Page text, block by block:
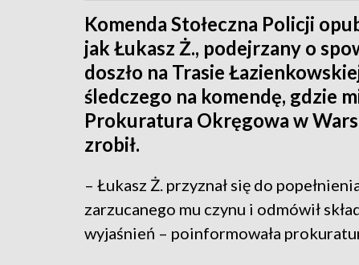
Komenda Stołeczna Policji
jak Łukasz Ż., podejrzany o
doszło na Trasie
śledczego na komendę, gdzie
Prokuratura Okręgowa w
zrobił.
– Łukasz Ż. przyznał się do
zarzucanego mu czynu i odmówił
wyjaśnień – poinformowała